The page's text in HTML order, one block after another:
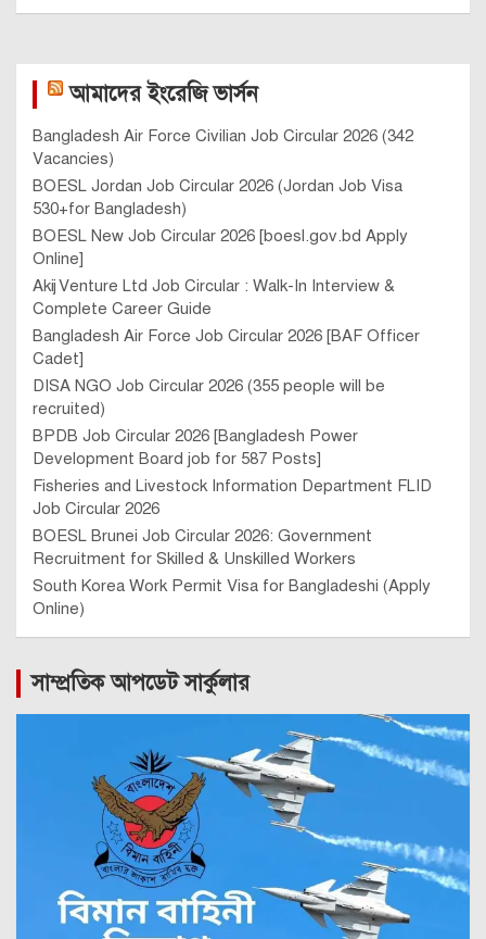
আমাদের ইংরেজি ভার্সন
Bangladesh Air Force Civilian Job Circular 2026 (342
Vacancies)
BOESL Jordan Job Circular 2026 (Jordan Job Visa
530+for Bangladesh)
BOESL New Job Circular 2026 [boesl.gov.bd Apply
Online]
Akij Venture Ltd Job Circular : Walk-In Interview &
Complete Career Guide
Bangladesh Air Force Job Circular 2026 [BAF Officer
Cadet]
DISA NGO Job Circular 2026 (355 people will be
recruited)
BPDB Job Circular 2026 [Bangladesh Power
Development Board job for 587 Posts]
Fisheries and Livestock Information Department FLID
Job Circular 2026
BOESL Brunei Job Circular 2026: Government
Recruitment for Skilled & Unskilled Workers
South Korea Work Permit Visa for Bangladeshi (Apply
Online)
সাম্প্রতিক আপডেট সার্কুলার